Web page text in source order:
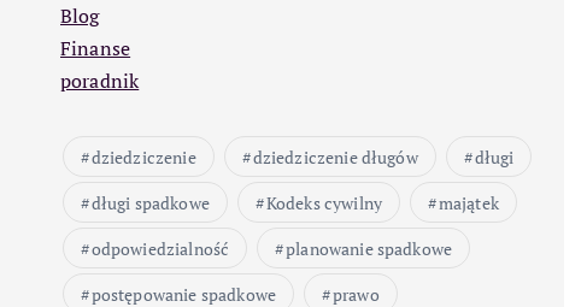
Blog
Finanse
poradnik
dziedziczenie dziedziczenie długów
długi
długi spadkowe
Kodeks cywilny
majątek
odpowiedzialność
planowanie spadkowe
postępowanie spadkowe
prawo